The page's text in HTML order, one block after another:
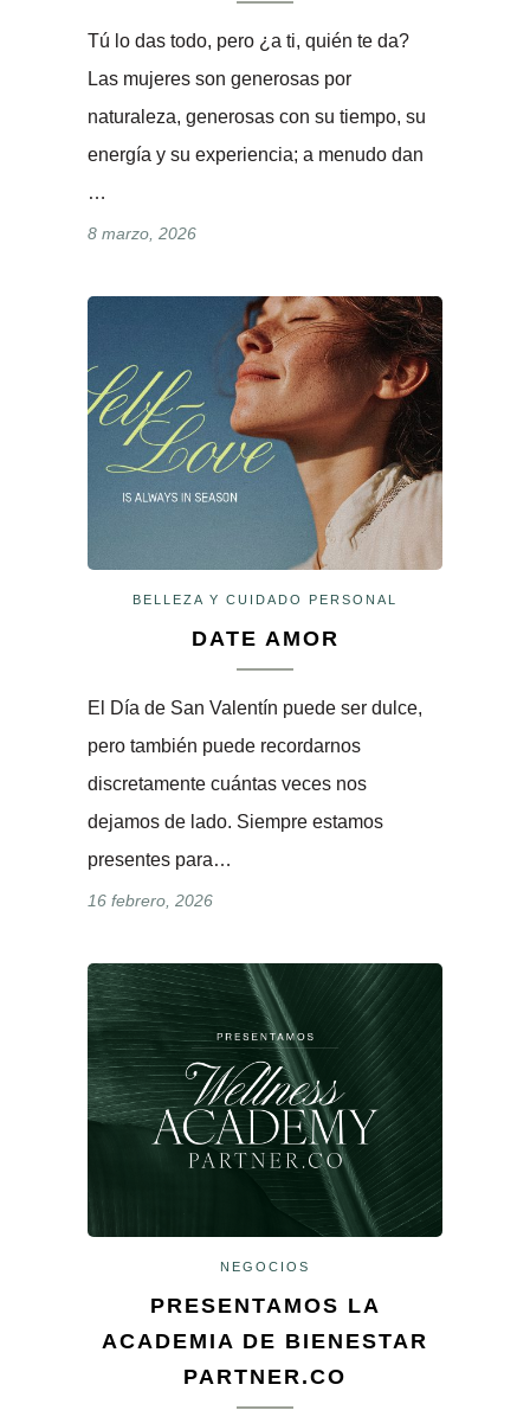
Tú lo das todo, pero ¿a ti, quién te da?
Las mujeres son generosas por
naturaleza, generosas con su tiempo, su
energía y su experiencia; a menudo dan
…
8 marzo, 2026
BELLEZA Y CUIDADO PERSONAL
DATE AMOR
El Día de San Valentín puede ser dulce,
pero también puede recordarnos
discretamente cuántas veces nos
dejamos de lado. Siempre estamos
presentes para…
16 febrero, 2026
NEGOCIOS
PRESENTAMOS LA
ACADEMIA DE BIENESTAR
PARTNER.CO